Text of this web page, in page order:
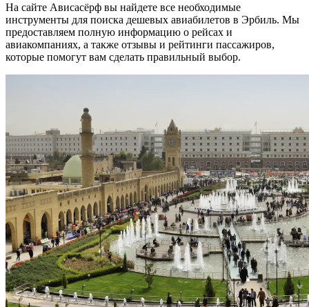
На сайте Ависасёрф вы найдете все необходимые
инструменты для поиска дешевых авиабилетов в Эрбиль. Мы
предоставляем полную информацию о рейсах и
авиакомпаниях, а также отзывы и рейтинги пассажиров,
которые помогут вам сделать правильный выбор.